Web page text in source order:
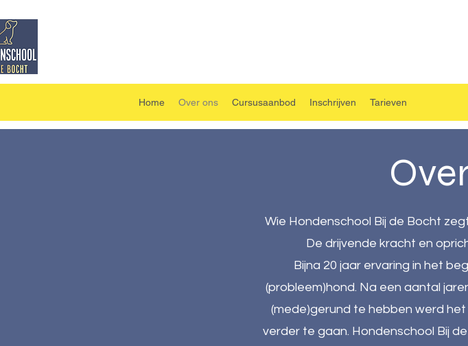
Home Over ons Cursusaanbod Inschrijven Tarieven
Wie Hondenschool Bij de Bocht
De drijvende kracht en
Bijna 20 jaar ervaring in het
(probleem)hond. Na een aantal
(mede)gerund te hebben werd
verder te gaan. Hondenschool Bij